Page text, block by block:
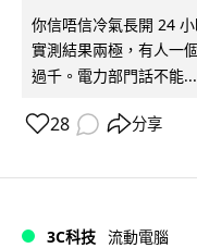
你信唔信冷氣長開 24
實測結果兩極，有人一
過千。電力部門話不能...
28 分享
3C科技 流動電腦